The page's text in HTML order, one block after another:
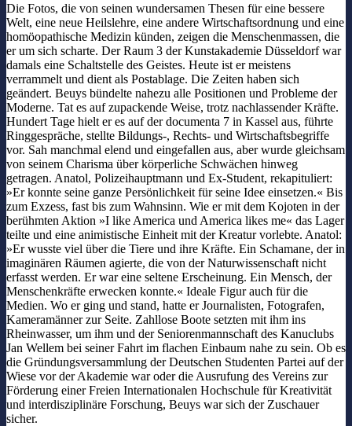
Die Fotos, die von seinen wundersamen Thesen für eine bessere
Welt, eine neue Heilslehre, eine andere Wirtschaftsordnung und eine
homöopathische Medizin künden, zeigen die Menschenmassen, die
er um sich scharte. Der Raum 3 der Kunstakademie Düsseldorf war
damals eine Schaltstelle des Geistes. Heute ist er meistens
verrammelt und dient als Postablage. Die Zeiten haben sich
geändert. Beuys bündelte nahezu alle Positionen und Probleme der
Moderne. Tat es auf zupackende Weise, trotz nachlassender Kräfte.
Hundert Tage hielt er es auf der documenta 7 in Kassel aus, führte
Ringgespräche, stellte Bildungs-, Rechts- und Wirtschaftsbegriffe
vor. Sah manchmal elend und eingefallen aus, aber wurde gleichsam
von seinem Charisma über körperliche Schwächen hinweg
getragen. Anatol, Polizeihauptmann und Ex-Student, rekapituliert:
»Er konnte seine ganze Persönlichkeit für seine Idee einsetzen.« Bis
zum Exzess, fast bis zum Wahnsinn. Wie er mit dem Kojoten in der
berühmten Aktion »I like America und America likes me« das Lager
teilte und eine animistische Einheit mit der Kreatur vorlebte. Anatol:
»Er wusste viel über die Tiere und ihre Kräfte. Ein Schamane, der in
imaginären Räumen agierte, die von der Naturwissenschaft nicht
erfasst werden. Er war eine seltene Erscheinung. Ein Mensch, der
Menschenkräfte erwecken konnte.« Ideale Figur auch für die
Medien. Wo er ging und stand, hatte er Journalisten, Fotografen,
Kameramänner zur Seite. Zahllose Boote setzten mit ihm ins
Rheinwasser, um ihm und der Seniorenmannschaft des Kanuclubs
Jan Wellem bei seiner Fahrt im flachen Einbaum nahe zu sein. Ob es
die Gründungsversammlung der Deutschen Studenten Partei auf der
Wiese vor der Akademie war oder die Ausrufung des Vereins zur
Förderung einer Freien Internationalen Hochschule für Kreativität
und interdisziplinäre Forschung, Beuys war sich der Zuschauer
sicher.